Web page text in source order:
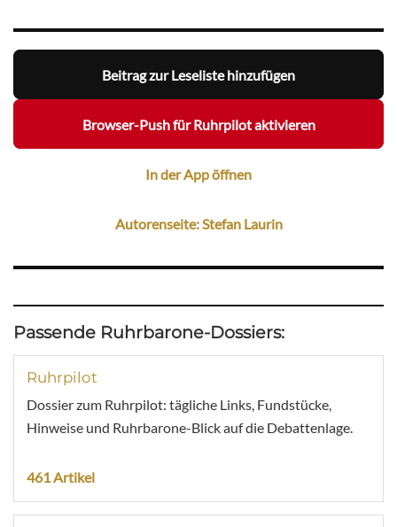
Beitrag zur Leseliste hinzufügen
Browser-Push für Ruhrpilot aktivieren
In der App öffnen
Autorenseite: Stefan Laurin
Passende Ruhrbarone-Dossiers:
Ruhrpilot
Dossier zum Ruhrpilot: tägliche Links, Fundstücke,
Hinweise und Ruhrbarone-Blick auf die Debattenlage.
461 Artikel